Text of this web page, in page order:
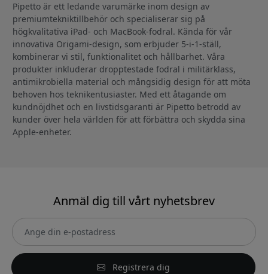
Pipetto är ett ledande varumärke inom design av
premiumtekniktillbehör och specialiserar sig på
högkvalitativa iPad- och MacBook-fodral. Kända för vår
innovativa Origami-design, som erbjuder 5-i-1-ställ,
kombinerar vi stil, funktionalitet och hållbarhet. Våra
produkter inkluderar dropptestade fodral i militärklass,
antimikrobiella material och mångsidig design för att möta
behoven hos teknikentusiaster. Med ett åtagande om
kundnöjdhet och en livstidsgaranti är Pipetto betrodd av
kunder över hela världen för att förbättra och skydda sina
Apple-enheter.
Anmäl dig till vårt nyhetsbrev
Registrera dig